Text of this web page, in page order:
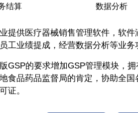
结算 数据分析
提供医疗器械销售管理软件，软
工业绩提成，经营数据分析等业务
GSP的要求增加GSP管理模块，
食品药品监督局的肯定，协助全
证。